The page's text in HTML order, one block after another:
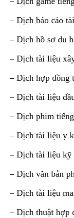
– Dịch báo cáo
– Dịch hồ sơ du
– Dịch tài liệu
– Dịch hợp đồng
– Dịch tài liệu
– Dịch phim
– Dịch tài liệu y
– Dịch tài liệu kỹ
– Dịch văn bản
– Dịch tài liệu
– Dịch thuật hợp